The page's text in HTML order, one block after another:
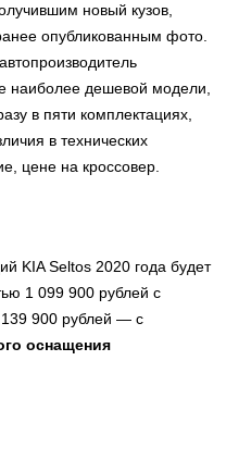
новый кузов,
опубликованным фото.
наиболее дешевой модели,
в пяти комплектациях,
в технических
цене на кроссовер.
KIA Seltos 2020 года будет
1 099 900 рублей с
139 900 рублей — с
оснащения